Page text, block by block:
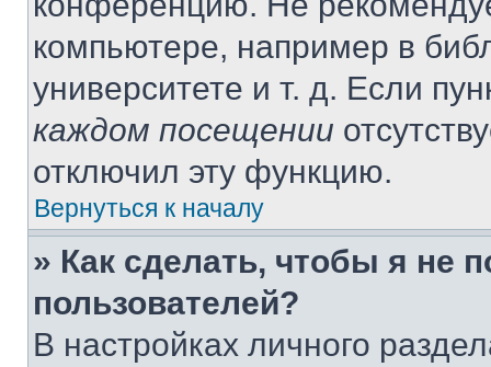
компьютере, например в
университете и т. д. Если
каждом посещении
отключил эту функцию.
Вернуться к началу
» Как сделать, чтобы я не
пользователей?
В настройках личного